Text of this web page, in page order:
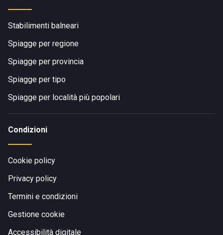
Stabilimenti balneari
Spiagge per regione
Spiagge per provincia
Spiagge per tipo
Spiagge per località più popolari
Condizioni
Cookie policy
Privacy policy
Termini e condizioni
Gestione cookie
Accessibilità digitale